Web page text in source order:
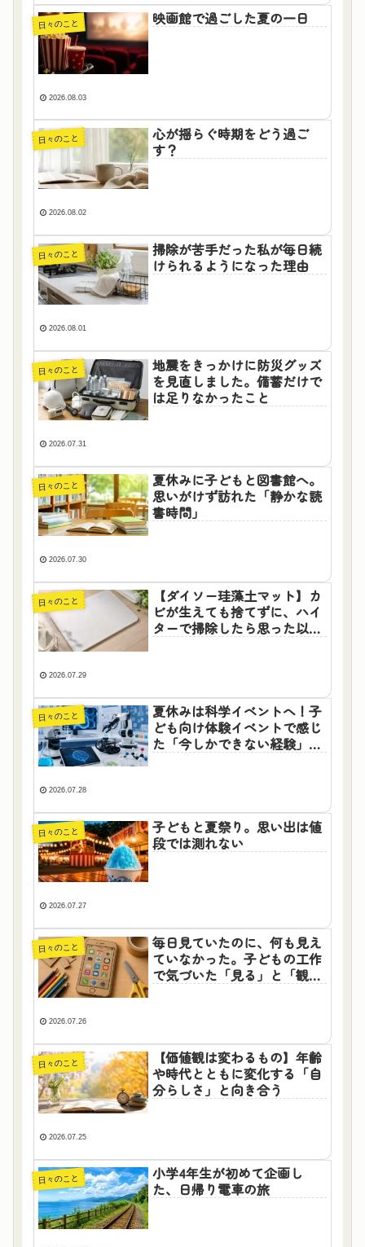
日々のこと 映画館で過ごした夏の一日
2026.08.03
日々のこと
心が揺らぐ時期をどう過ご
す？
2026.08.02
日々のこと
掃除が苦手だった私が毎日続
けられるようになった理由
2026.08.01
日々のこと
地震をきっかけに防災グッズ
を見直しました。備蓄だけで
は足りなかったこと
2026.07.31
日々のこと
夏休みに子どもと図書館へ。
思いがけず訪れた「静かな読
書時間」
2026.07.30
日々のこと
【ダイソー珪藻土マット】カ
ビが生えても捨てずに、ハイ
ターで掃除したら思った以上
2026.07.29
日々のこと
夏休みは科学イベントへ！子
ども向け体験イベントで感じ
た「今しかできない経験」の
2026.07.28
日々のこと
子どもと夏祭り。思い出は値
段では測れない
2026.07.27
日々のこと
毎日見ていたのに、何も見え
ていなかった。子どもの工作
で気づいた「見る」と「観察
2026.07.26
日々のこと
【価値観は変わるもの】年齢
や時代とともに変化する「自
分らしさ」と向き合う
2026.07.25
日々のこと
小学4年生が初めて企画し
た、日帰り電車の旅